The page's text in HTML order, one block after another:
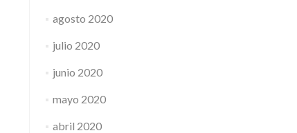
agosto 2020
julio 2020
junio 2020
mayo 2020
abril 2020